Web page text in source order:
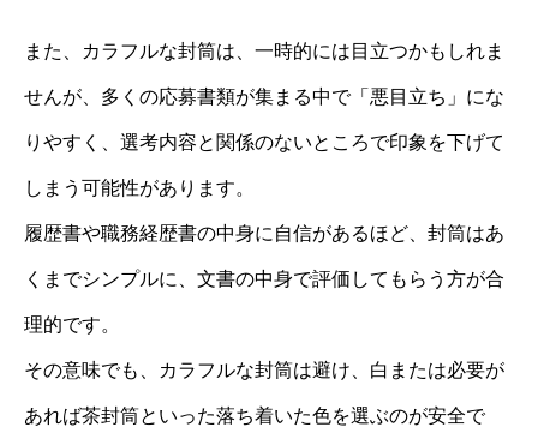
また、カラフルな封筒は、一時的には目立つかもしれま
せんが、多くの応募書類が集まる中で「悪目立ち」にな
りやすく、選考内容と関係のないところで印象を下げて
しまう可能性があります。
履歴書や職務経歴書の中身に自信があるほど、封筒はあ
くまでシンプルに、文書の中身で評価してもらう方が合
理的です。
その意味でも、カラフルな封筒は避け、白または必要が
あれば茶封筒といった落ち着いた色を選ぶのが安全で